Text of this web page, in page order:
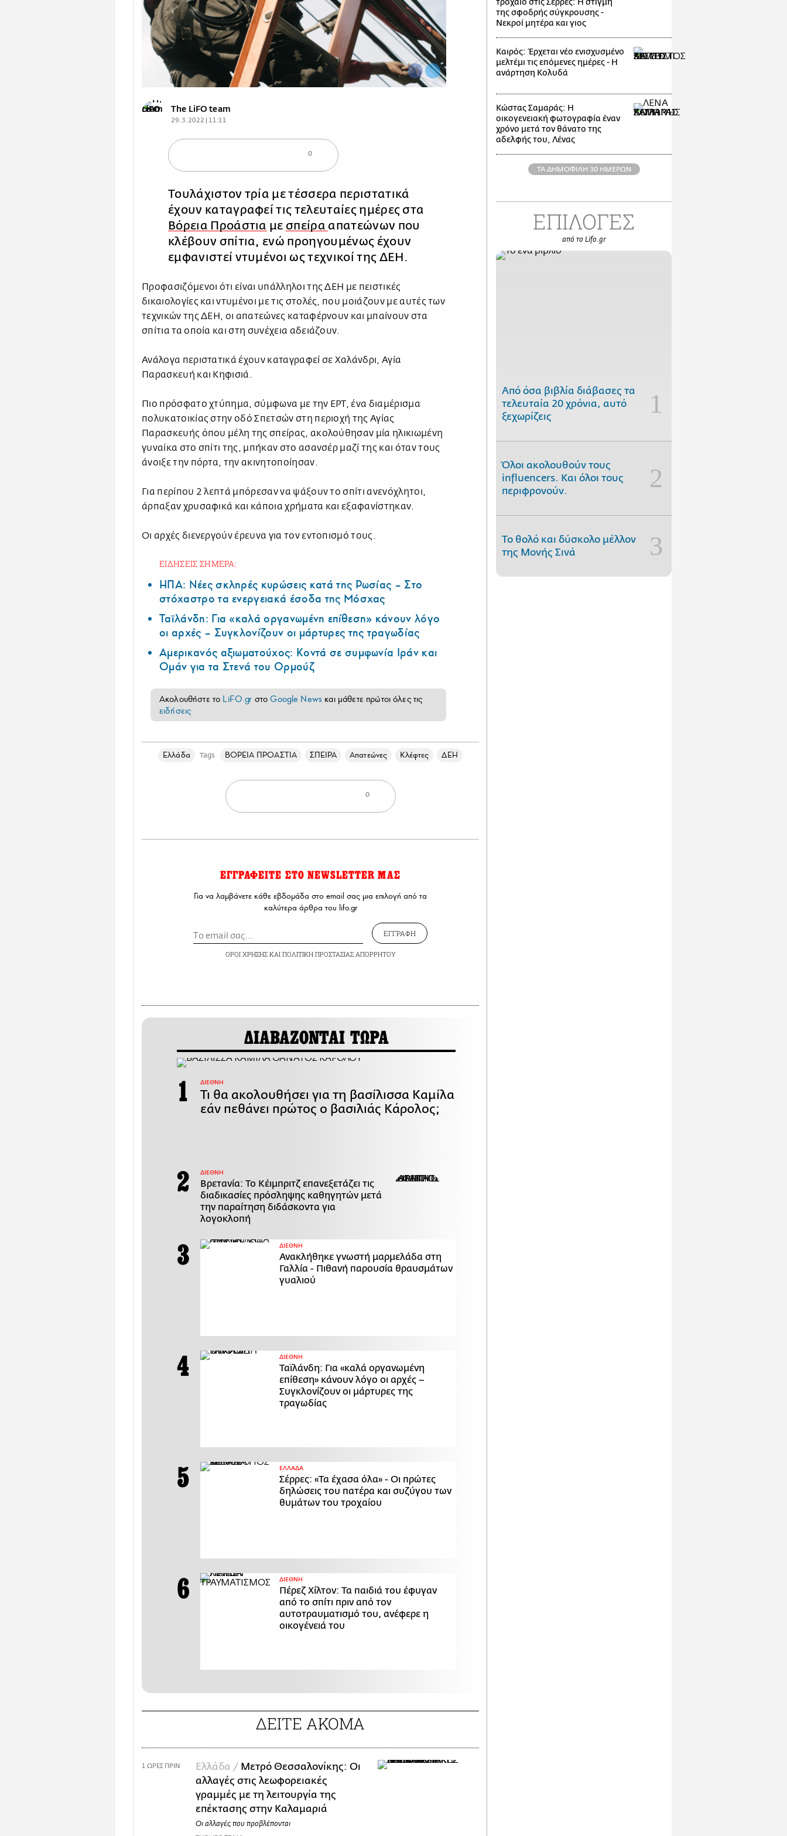
The LiFO team
29.3.2022 | 11:11
0
Τουλάχιστον τρία με τέσσερα περιστατικά
έχουν καταγραφεί τις τελευταίες ημέρες στα
Βόρεια Προάστια με σπείρα απατεώνων που
κλέβουν σπίτια, ενώ προηγουμένως έχουν
εμφανιστεί ντυμένοι ως τεχνικοί της ΔΕΗ.
Προφασιζόμενοι ότι είναι υπάλληλοι της ΔΕΗ με πειστικές
δικαιολογίες και ντυμένοι με τις στολές, που μοιάζουν με αυτές των
τεχνικών της ΔΕΗ, οι απατεώνες καταφέρνουν και μπαίνουν στα
σπίτια τα οποία και στη συνέχεια αδειάζουν.
Ανάλογα περιστατικά έχουν καταγραφεί σε Χαλάνδρι, Αγία
Παρασκευή και Κηφισιά.
Πιο πρόσφατο χτύπημα, σύμφωνα με την ΕΡΤ, ένα διαμέρισμα
πολυκατοικίας στην οδό Σπετσών στη περιοχή της Αγίας
Παρασκευής όπου μέλη της σπείρας, ακολούθησαν μία ηλικιωμένη
γυναίκα στο σπίτι της, μπήκαν στο ασανσέρ μαζί της και όταν τους
άνοιξε την πόρτα, την ακινητοποίησαν.
Για περίπου 2 λεπτά μπόρεσαν να ψάξουν το σπίτι ανενόχλητοι,
άρπαξαν χρυσαφικά και κάποια χρήματα και εξαφανίστηκαν.
Οι αρχές διενεργούν έρευνα για τον εντοπισμό τους.
ΕΙΔΗΣΕΙΣ ΣΗΜΕΡΑ:
ΗΠΑ: Nέες σκληρές κυρώσεις κατά της Ρωσίας – Στο
στόχαστρο τα ενεργειακά έσοδα της Μόσχας
Ταϊλάνδη: Για «καλά οργανωμένη επίθεση» κάνουν λόγο
οι αρχές – Συγκλονίζουν οι μάρτυρες της τραγωδίας
Αμερικανός αξιωματούχος: Κοντά σε συμφωνία Ιράν και
Ομάν για τα Στενά του Ορμούζ
Ακολουθήστε το LiFO.gr στοGoogle News και μάθετε πρώτοι όλες τις
ειδήσεις
Ελλάδα Tags ΒΟΡΕΙΑ ΠΡΟΑΣΤΙΑ ΣΠΕΙΡΑ Απατεώνες Κλέφτες ΔΕΗ
0
ΕΓΓΡΑΦΕΙΤΕ ΣΤΟ NEWSLETTER ΜΑΣ
Για να λαμβάνετε κάθε εβδομάδα στο email σας μια επιλογή από τα
καλύτερα άρθρα του lifo.gr
ΕΓΓΡΑΦΗ
ΟΡΟΙ ΧΡΗΣΗΣΚΑΙ ΠΟΛΙΤΙΚΗ ΠΡΟΣΤΑΣΙΑΣ ΑΠΟΡΡΗΤΟΥ
ΔΙΑΒΑΖΟΝΤΑΙ ΤΩΡΑ
ΔΙΕΘΝΗ
Τι θα ακολουθήσει για τη βασίλισσα Καμίλα
εάν πεθάνει πρώτος ο βασιλιάς Κάρολος;
ΔΙΕΘΝΗ
Βρετανία: Το Κέιμπριτζ επανεξετάζει τις
διαδικασίες πρόσληψης καθηγητών μετά
την παραίτηση διδάσκοντα για
λογοκλοπή
ΔΙΕΘΝΗ
Ανακλήθηκε γνωστή μαρμελάδα στη
Γαλλία - Πιθανή παρουσία θραυσμάτων
γυαλιού
ΔΙΕΘΝΗ
Ταϊλάνδη: Για «καλά οργανωμένη
επίθεση» κάνουν λόγο οι αρχές –
Συγκλονίζουν οι μάρτυρες της
τραγωδίας
ΕΛΛΑΔΑ
Σέρρες: «Τα έχασα όλα» - Οι πρώτες
δηλώσεις του πατέρα και συζύγου των
θυμάτων του τροχαίου
ΔΙΕΘΝΗ
Πέρεζ Χίλτον: Τα παιδιά του έφυγαν
από το σπίτι πριν από τον
αυτοτραυματισμό του, ανέφερε η
οικογένειά του
ΔΕΙΤΕ ΑΚΟΜΑ
Ελλάδα / Μετρό Θεσσαλονίκης: Οι
αλλαγές στις λεωφορειακές
γραμμές με τη λειτουργία της
επέκτασης στην Καλαμαριά
Οι αλλαγές που προβλέπονται
1 ΩΡΕΣ ΠΡΙΝ
τροχαίο στις Σέρρες: Η στιγμή
της σφοδρής σύγκρουσης -
Νεκροί μητέρα και γιος
Καιρός: Έρχεται νέο ενισχυσμένο
μελτέμι τις επόμενες ημέρες - Η
ανάρτηση Κολυδά
Κώστας Σαμαράς: Η
οικογενειακή φωτογραφία έναν
χρόνο μετά τον θάνατο της
αδελφής του, Λένας
ΤΑ ΔΗΜΟΦΙΛΗ 30 ΗΜΕΡΩΝ
ΕΠΙΛΟΓΕΣ
από το Lifo.gr
Από όσα βιβλία διάβασες τα
τελευταία 20 χρόνια, αυτό
ξεχωρίζεις
Όλοι ακολουθούν τους
influencers. Και όλοι τους
περιφρονούν.
Το θολό και δύσκολο μέλλον
της Μονής Σινά